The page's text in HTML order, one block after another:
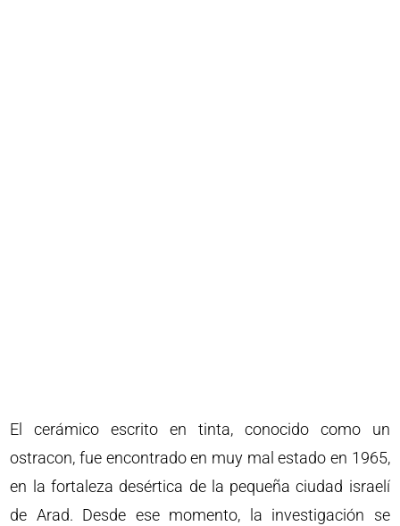
El cerámico escrito en tinta, conocido como un
ostracon, fue encontrado en muy mal estado en 1965,
en la fortaleza desértica de la pequeña ciudad israelí
de Arad. Desde ese momento, la investigación se